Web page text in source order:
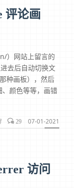
评论画
）网站上留言的
去后自动切换文
种画板），然后
颜色等等，画错
29 07-01-2021
访问